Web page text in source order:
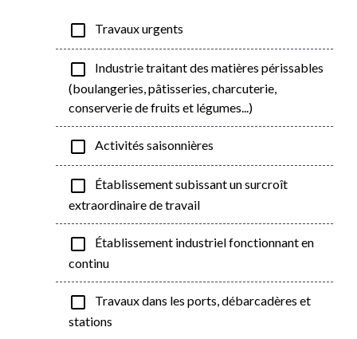
check_box_outline_blank Travaux urgents
check_box_outline_blank
Industrie traitant des matières périssables
(boulangeries, pâtisseries, charcuterie,
conserverie de fruits et légumes...)
check_box_outline_blank Activités saisonnières
check_box_outline_blank
Établissement subissant un surcroît
extraordinaire de travail
check_box_outline_blank
Établissement industriel fonctionnant en
continu
check_box_outline_blank
Travaux dans les ports, débarcadères et
stations